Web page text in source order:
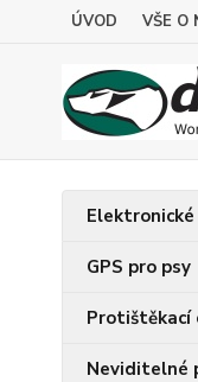
ÚVOD VŠE O
GPS pro psy
Protištěkací
Neviditelné